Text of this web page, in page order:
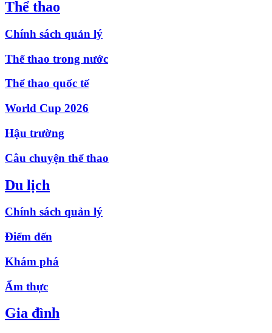
Thể thao
Chính sách quản lý
Thể thao trong nước
Thể thao quốc tế
World Cup 2026
Hậu trường
Câu chuyện thể thao
Du lịch
Chính sách quản lý
Điểm đến
Khám phá
Ẩm thực
Gia đình